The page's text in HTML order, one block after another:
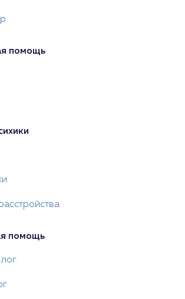
помощь
помощь